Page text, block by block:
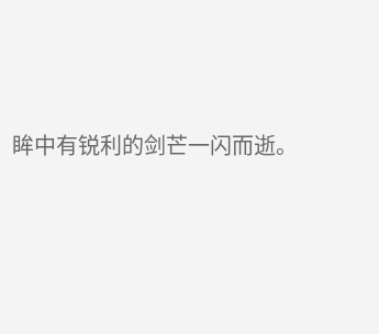
中有锐利的剑芒一闪而逝。